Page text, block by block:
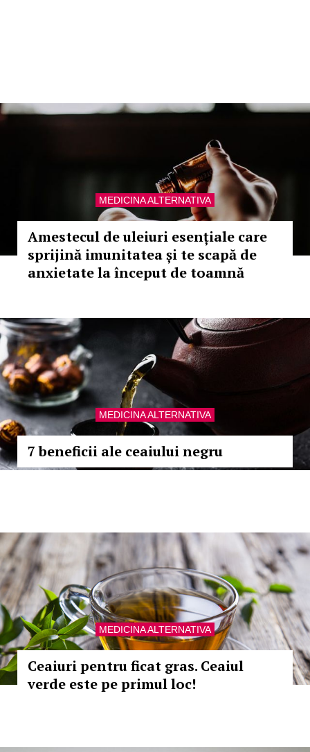
MEDICINA ALTERNATIVA
Amestecul de uleiuri esențiale care
sprijină imunitatea și te scapă de
anxietate la început de toamnă
MEDICINA ALTERNATIVA
7 beneficii ale ceaiului negru
MEDICINA ALTERNATIVA
Ceaiuri pentru ficat gras. Ceaiul
verde este pe primul loc!